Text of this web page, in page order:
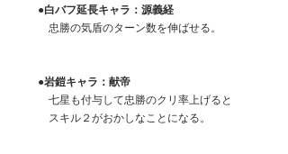
●白バフ延長キャラ：源義経
忠勝の気盾のターン数を伸ばせる。
●岩鎧キャラ：献帝
七星も付与して忠勝のクリ率上げると
スキル２がおかしなことになる。